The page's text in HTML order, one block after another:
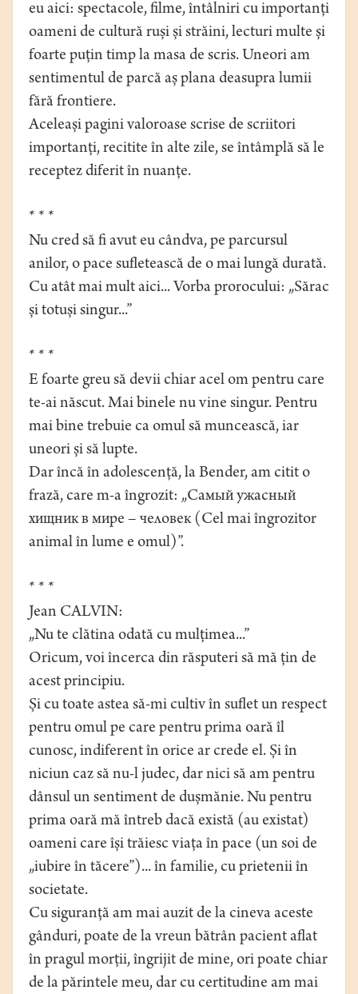
eu aici: spectacole, filme, întâlniri cu importanți
oameni de cultură ruși și străini, lecturi multe și
foarte puțin timp la masa de scris. Uneori am
sentimentul de parcă aș plana deasupra lumii
fără frontiere.
Aceleași pagini valoroase scrise de scriitori
importanți, recitite în alte zile, se întâmplă să le
receptez diferit în nuanțe.
* * *
Nu cred să fi avut eu cândva, pe parcursul
anilor, o pace sufletească de o mai lungă durată.
Cu atât mai mult aici... Vorba prorocului: „Sărac
și totuși singur...”
* * *
E foarte greu să devii chiar acel om pentru care
te-ai născut. Mai binele nu vine singur. Pentru
mai bine trebuie ca omul să muncească, iar
uneori și să lupte.
Dar încă în adolescență, la Bender, am citit o
frază, care m-a îngrozit: „Самый ужасный
хищник в мире – человек (Cel mai îngrozitor
animal în lume e omul)”.
* * *
Jean CALVIN:
„Nu te clătina odată cu mulțimea...”
Oricum, voi încerca din răsputeri să mă țin de
acest principiu.
Și cu toate astea să-mi cultiv în suflet un respect
pentru omul pe care pentru prima oară îl
cunosc, indiferent în orice ar crede el. Și în
niciun caz să nu-l judec, dar nici să am pentru
dânsul un sentiment de dușmănie. Nu pentru
prima oară mă întreb dacă există (au existat)
oameni care își trăiesc viața în pace (un soi de
„iubire în tăcere”)... în familie, cu prietenii în
societate.
Cu siguranță am mai auzit de la cineva aceste
gânduri, poate de la vreun bătrân pacient aflat
în pragul morții, îngrijit de mine, ori poate chiar
de la părintele meu, dar cu certitudine am mai